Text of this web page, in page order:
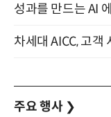
주요 행사 ❯